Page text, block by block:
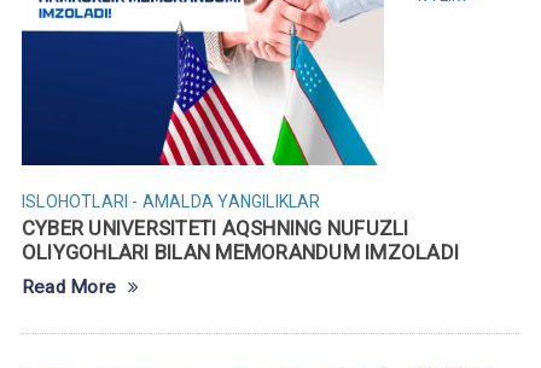
ISLOHOTLARI - AMALDA YANGILIKLAR
CYBER UNIVERSITETI AQSHNING NUFUZLI
OLIYGOHLARI BILAN MEMORANDUM IMZOLADI
Read More